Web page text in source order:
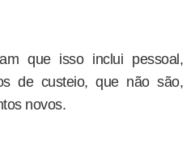
que isso inclui pessoal,
de custeio, que não são,
novos.